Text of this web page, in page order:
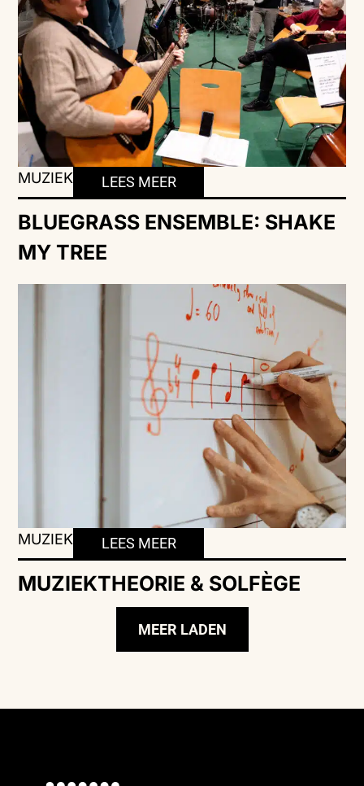
MUZIEK LEES MEER
BLUEGRASS ENSEMBLE: SHAKE
MY TREE
MUZIEK LEES MEER
MUZIEKTHEORIE & SOLFÈGE
MEER LADEN